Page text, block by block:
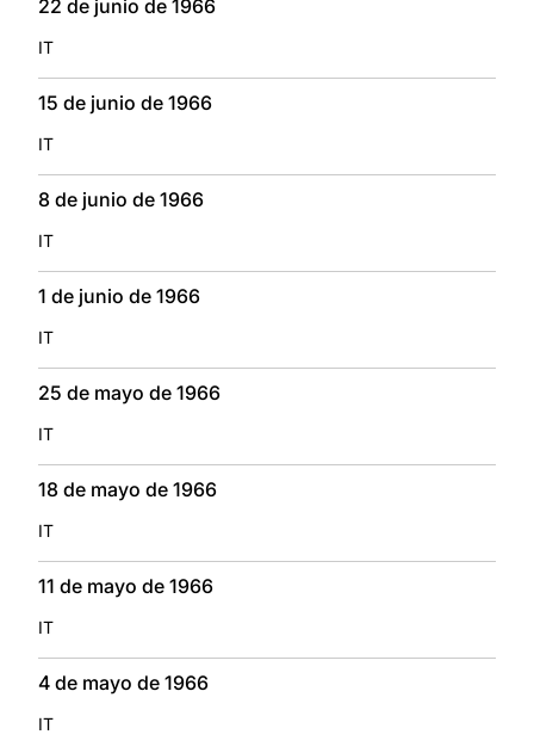
22 de junio de 1966
IT
15 de junio de 1966
IT
8 de junio de 1966
IT
1 de junio de 1966
IT
25 de mayo de 1966
IT
18 de mayo de 1966
IT
11 de mayo de 1966
IT
4 de mayo de 1966
IT